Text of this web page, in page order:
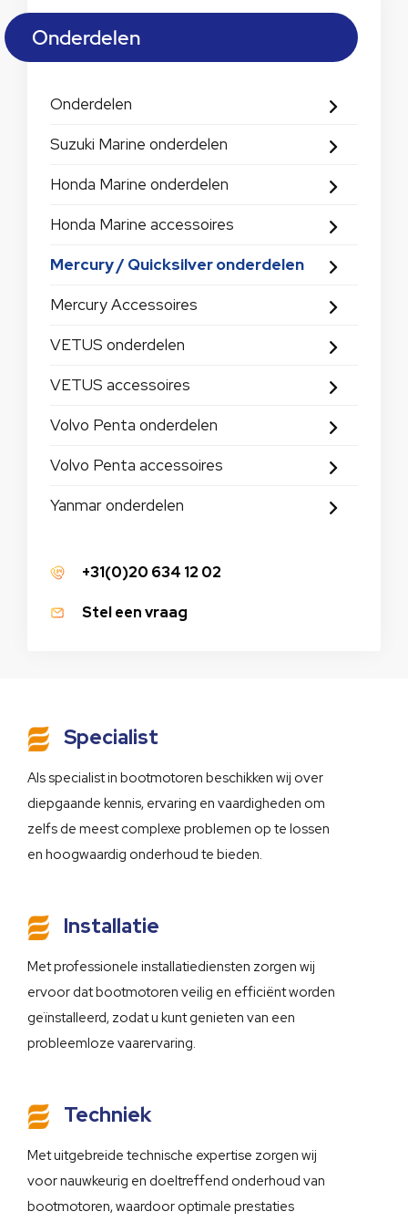
Onderdelen
Onderdelen
Suzuki Marine onderdelen
Honda Marine onderdelen
Honda Marine accessoires
Mercury / Quicksilver onderdelen
Mercury Accessoires
VETUS onderdelen
VETUS accessoires
Volvo Penta onderdelen
Volvo Penta accessoires
Yanmar onderdelen
+31(0)20 634 12 02
Stel een vraag
Specialist
Als specialist in bootmotoren beschikken wij over
diepgaande kennis, ervaring en vaardigheden om
zelfs de meest complexe problemen op te lossen
en hoogwaardig onderhoud te bieden.
Installatie
Met professionele installatiediensten zorgen wij
ervoor dat bootmotoren veilig en efficiënt worden
geïnstalleerd, zodat u kunt genieten van een
probleemloze vaarervaring.
Techniek
Met uitgebreide technische expertise zorgen wij
voor nauwkeurig en doeltreffend onderhoud van
bootmotoren, waardoor optimale prestaties